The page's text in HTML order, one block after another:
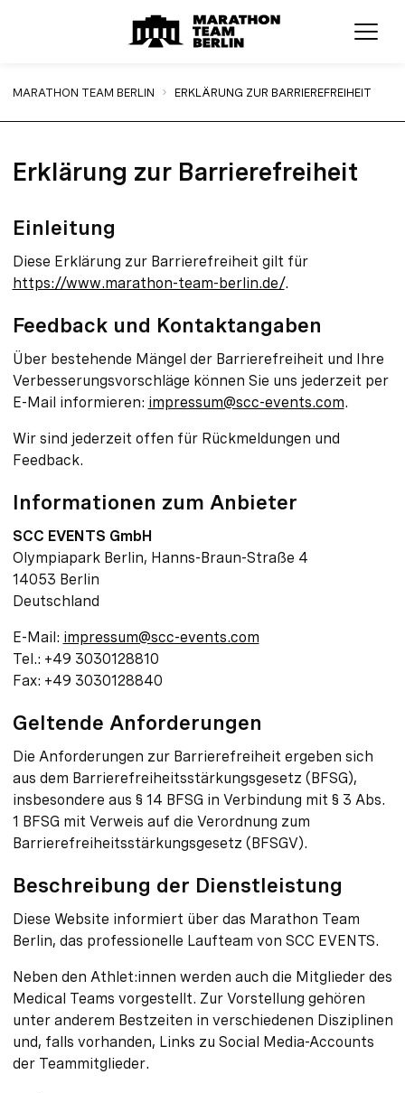
MARATHON TEAM BERLIN ERKLÄRUNG ZUR BARRIEREFREIHEIT
Erklärung zur Barrierefreiheit
Einleitung
Diese Erklärung zur Barrierefreiheit gilt für
https://www.marathon-team-berlin.de/.
Feedback und Kontaktangaben
Über bestehende Mängel der Barrierefreiheit und Ihre
Verbesserungsvorschläge können Sie uns jederzeit per
E-Mail informieren: impressum@scc-events.com.
Wir sind jederzeit offen für Rückmeldungen und
Feedback.
Informationen zum Anbieter
SCC EVENTS GmbH
Olympiapark Berlin, Hanns-Braun-Straße 4
14053 Berlin
Deutschland
E-Mail: impressum@scc-events.com
Tel.: +49 3030128810
Fax: +49 3030128840
Geltende Anforderungen
Die Anforderungen zur Barrierefreiheit ergeben sich
aus dem Barrierefreiheitsstärkungsgesetz (BFSG),
insbesondere aus § 14 BFSG in Verbindung mit § 3 Abs.
1 BFSG mit Verweis auf die Verordnung zum
Barrierefreiheitsstärkungsgesetz (BFSGV).
Beschreibung der Dienstleistung
Diese Website informiert über das Marathon Team
Berlin, das professionelle Laufteam von SCC EVENTS.
Neben den Athlet:innen werden auch die Mitglieder des
Medical Teams vorgestellt. Zur Vorstellung gehören
unter anderem Bestzeiten in verschiedenen Disziplinen
und, falls vorhanden, Links zu Social Media-Accounts
der Teammitglieder.